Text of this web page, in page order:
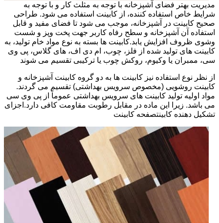
مدیریت بهتر فضای آشپزخانه با توجه به مثلث کار و با توجه به
شرایط خاص استفاده کننده، از کابینت استفاده می شود. طراحی
صحیح کابینت در آشپزخانه، موجب می شود تا فضای مفید و قابل
استفاده آن آشپزخانه و سطح رفاه کاربر جهت پخت وپز و شست
وشوی ظروف افزایش یابد.کابینت ها بسته به نوع مواد خام تولید، به
کابینت های تولید شده از فلز، چوب، ام دی اف، های گلاس، پی وی
سی، ممبران یا وکیوم، روکش چوب یا ترکیبی تقسیم می شوند
از نظر نوع استفاده نیز کابینت ها به دو گروه کابینت آشپزخانه و
کابینت روشویی (مخصوص سرویس بهداشتی) تقسیم می گردند.
مواد اولیه تولید کابینت های سرویس بهداشتی عموماً از پی وی سی
می باشد. زیرا این ماده در مقابل رطوبت مقاومت کافی دارد.اجزای
تشکیل دهنده کابینتصفحه کابینت